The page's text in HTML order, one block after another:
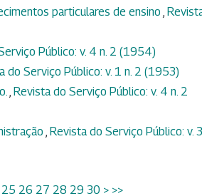
particulares de ensino ,
Público: v. 4 n. 2 (1954)
do Serviço Público: v. 1 n. 2 (1953)
, Revista do Serviço Público: v. 4 n. 2
, Revista do Serviço Público: v.
25 26 27 28 29 30 > >>